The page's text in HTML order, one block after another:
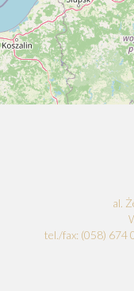
al.
tel./fax: (058) 674